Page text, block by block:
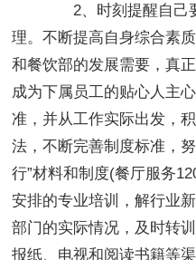
2、时刻提醒自己
理。不断提高自身综合素
和餐饮部的发展需要，真
成为下属员工的贴心人主
准，并从工作实际出发，
法，不断完善制度标准，
行”材料和制度(餐厅服务
安排的专业培训，解行业
部门的实际情况，及时转
报纸、电视和阅读书籍等